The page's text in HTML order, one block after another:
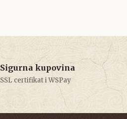
Sigurna kupovina
SSL certifikat i WSPay